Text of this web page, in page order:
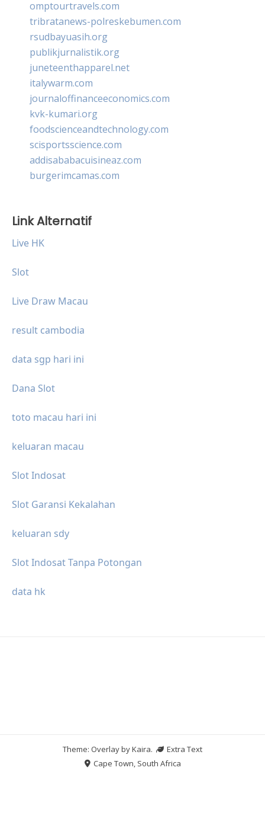
omptourtravels.com
tribratanews-polreskebumen.com
rsudbayuasih.org
publikjurnalistik.org
juneteenthapparel.net
italywarm.com
journaloffinanceeconomics.com
kvk-kumari.org
foodscienceandtechnology.com
scisportsscience.com
addisababacuisineaz.com
burgerimcamas.com
Link Alternatif
Live HK
Slot
Live Draw Macau
result cambodia
data sgp hari ini
Dana Slot
toto macau hari ini
keluaran macau
Slot Indosat
Slot Garansi Kekalahan
keluaran sdy
Slot Indosat Tanpa Potongan
data hk
Theme: Overlay byKaira.
Extra Text
Cape Town, South Africa